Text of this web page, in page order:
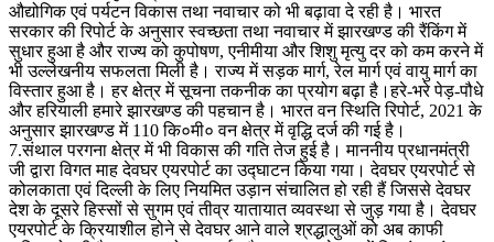
औद्योगिक एवं पर्यटन विकास तथा नवाचार को भी बढ़ावा दे रही है। भारत
सरकार की रिपोर्ट के अनुसार स्वच्छता तथा नवाचार में झारखण्ड की रैंकिंग में
सुधार हुआ है और राज्य को कुपोषण, एनीमीया और शिशु मृत्यु दर को कम करने में
भी उल्लेखनीय सफलता मिली है। राज्य में सड़क मार्ग, रेल मार्ग एवं वायु मार्ग का
विस्तार हुआ है। हर क्षेत्र में सूचना तकनीक का प्रयोग बढ़ा है।हरे-भरे पेड़-पौधे
और हरियाली हमारे झारखण्ड की पहचान है। भारत वन स्थिति रिपोर्ट, 2021 के
अनुसार झारखण्ड में 110 कि०मी० वन क्षेत्र में वृद्धि दर्ज की गई है।
7.संथाल परगना क्षेत्र में भी विकास की गति तेज हुई है। माननीय प्रधानमंत्री
जी द्वारा विगत माह देवघर एयरपोर्ट का उद्घाटन किया गया। देवघर एयरपोर्ट से
कोलकाता एवं दिल्ली के लिए नियमित उड़ान संचालित हो रही हैं जिससे देवघर
देश के दूसरे हिस्सों से सुगम एवं तीव्र यातायात व्यवस्था से जुड़ गया है। देवघर
एयरपोर्ट के क्रियाशील होने से देवघर आने वाले श्रद्धालुओं को अब काफी